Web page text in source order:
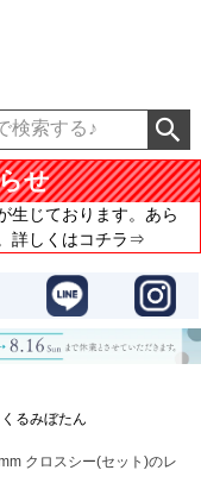
せ
生じております。あら
詳しくはコチラ⇒
るみぼたん
クロスシー(セット)のレ